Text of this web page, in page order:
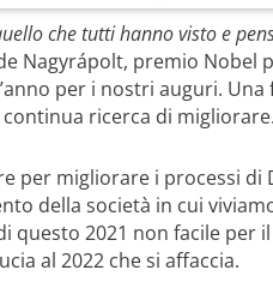
che tutti hanno visto e
Nagyrápolt, premio Nobel
per i nostri auguri.
ricerca di migliorare.
per migliorare i processi
della società in cui
questo 2021 non facile per
al 2022 che si affaccia.